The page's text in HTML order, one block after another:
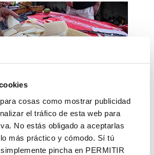
cosas como mostrar publicidad
el tráfico de esta web para
No estás obligado a aceptarlas
más práctico y cómodo. Sí tú
pincha en PERMITIR
de nuestro territorio